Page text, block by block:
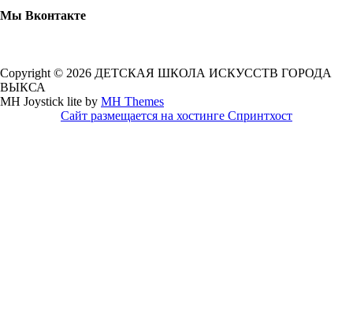
Мы Вконтакте
Copyright © 2026 ДЕТСКАЯ ШКОЛА ИСКУССТВ ГОРОДА
ВЫКСА
MH Joystick lite by MH Themes
Сайт размещается на хостинге Спринтхост